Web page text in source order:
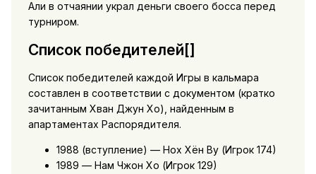
Али в отчаянии украл деньги своего босса перед
турниром.
Список победителей[]
Список победителей каждой Игры в кальмара
составлен в соответствии с документом (кратко
зачитанным Хван Джун Хо), найденным в
апартаментах Распорядителя.
1988 (вступление) — Нох Хён Ву (Игрок 174)
1989 — Нам Чжон Хо (Игрок 129)